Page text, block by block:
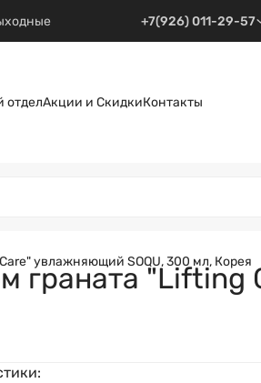
+7(926) 011-29-57
отделАкции и СкидкиКонтакты
увлажняющий SOQU, 300 мл, Корея
граната